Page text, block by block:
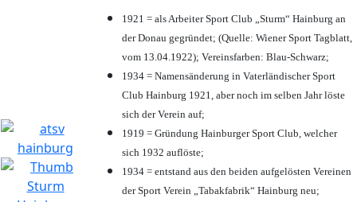
1921 = als Arbeiter Sport Club „Sturm“ Hainburg an
der Donau gegründet; (Quelle: Wiener Sport Tagblatt,
vom 13.04.1922); Vereinsfarben: Blau-Schwarz;
1934 = Namensänderung in Vaterländischer Sport
Club Hainburg 1921, aber noch im selben Jahr löste
sich der Verein auf;
1919 = Gründung Hainburger Sport Club, welcher
sich 1932 auflöste;
1934 = entstand aus den beiden aufgelösten Vereinen
der Sport Verein „Tabakfabrik“ Hainburg neu;